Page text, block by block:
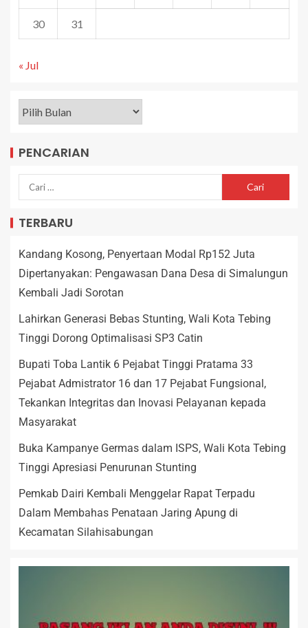
30 31
« Jul
PENCARIAN
TERBARU
Kandang Kosong, Penyertaan Modal Rp152 Juta
Dipertanyakan: Pengawasan Dana Desa di Simalungun
Kembali Jadi Sorotan
Lahirkan Generasi Bebas Stunting, Wali Kota Tebing
Tinggi Dorong Optimalisasi SP3 Catin
Bupati Toba Lantik 6 Pejabat Tinggi Pratama 33
Pejabat Admistrator 16 dan 17 Pejabat Fungsional,
Tekankan Integritas dan Inovasi Pelayanan kepada
Masyarakat
Buka Kampanye Germas dalam ISPS, Wali Kota Tebing
Tinggi Apresiasi Penurunan Stunting
Pemkab Dairi Kembali Menggelar Rapat Terpadu
Dalam Membahas Penataan Jaring Apung di
Kecamatan Silahisabungan